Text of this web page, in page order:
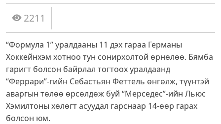
2211
“Формула 1” уралдааны 11 дэх гараа Германы
Хоккейнхэм хотноо тун сонирхолтой өрнөлөө. Бямба
гаригт болсон байрлал тогтоох уралдаанд
“Феррари”-гийн Себастьян Феттель өнгөлж, түүнтэй
аваргын төлөө өрсөлдөж буй “Мерседес”-ийн Льюс
Хэмилтоны хөлөгт асуудал гарснаар 14-өөр гарах
болсон юм.